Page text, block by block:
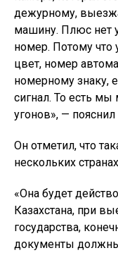
дежурному,
машину. Плюс нет
номер. Потому
цвет, номер
номерному знаку,
сигнал. То есть мы
угонов», — пояснил
Он отметил, что
нескольких
«Она будет
Казахстана, при
государства,
документы